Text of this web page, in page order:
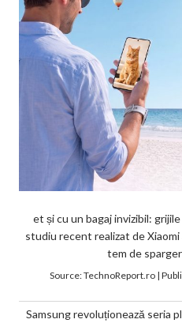
et și cu un bagaj invizibil:
studiu recent realizat de
tem de
Source:TechnoReport.ro|
Samsung revoluționează seria